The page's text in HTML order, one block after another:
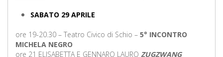
SABATO 29 APRILE
ore 19-20.30 – Teatro Civico di Schio – 5° INCONTRO
MICHELA NEGRO
ore 21 ELISABETTA E GENNARO LAURO ZUGZWANG